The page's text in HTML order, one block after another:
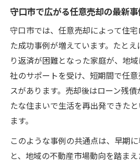
任意売却手続きの具体的
住宅ローン滞納後の任意
任意売却で競売を回避
任意売却後の生活再建に役
任意売却後の住宅ローン
生活再建に向けた任意売
任意売却後の家計管理
任意売却後に利用でき
守口市で広がる任意売却の最新
守口市では、任意売却によって住
た成功事例が増えています。たと
り返済が困難となった家庭が、地
社のサポートを受け、短期間で任
スがあります。売却後はローン残
たな住まいで生活を再出発できた
ます。
このような事例の共通点は、早期
と、地域の不動産市場動向を踏ま